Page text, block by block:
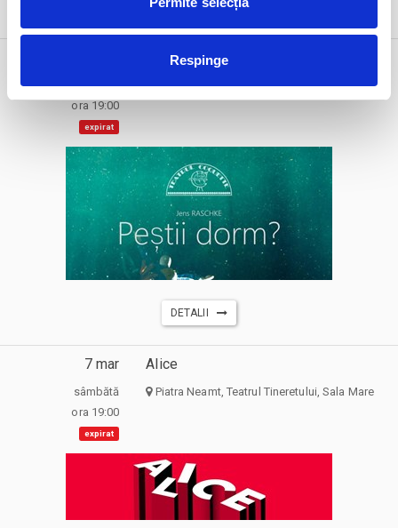
Respinge
DETALII
sâmbătă
ora 19:00
expirat
Pestii dorm?
Bucuresti, Teatrul Coquette
DETALII
7 mar
sâmbătă
ora 19:00
expirat
Alice
Piatra Neamt, Teatrul Tineretului, Sala Mare